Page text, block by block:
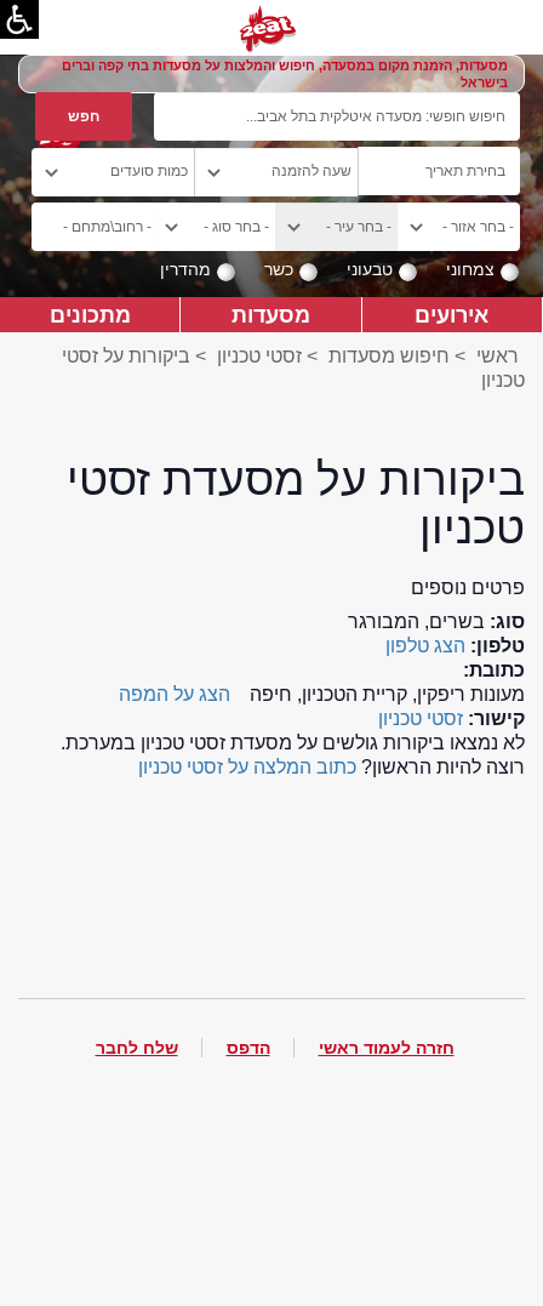
מסעדות, הזמנת מקום במסעדה, חיפוש והמלצות על מסעדות בתי קפה וברים
בישראל
צמחוני טבעוני כשר מהדרין
אירועים מסעדות מתכונים
ראשי > חיפוש מסעדות > זסטי טכניון > ביקורות על זסטי
טכניון
ביקורות על מסעדת זסטי
טכניון
פרטים נוספים
סוג: בשרים, המבורגר
טלפון: הצג טלפון
כתובת:
מעונות ריפקין, קריית הטכניון, חיפה
הצג על המפה
קישור: זסטי טכניון
לא נמצאו ביקורות גולשים על מסעדת זסטי טכניון במערכת.
רוצה להיות הראשון? כתוב המלצה על זסטי טכניון
חזרה לעמוד ראשי הדפס שלח לחבר